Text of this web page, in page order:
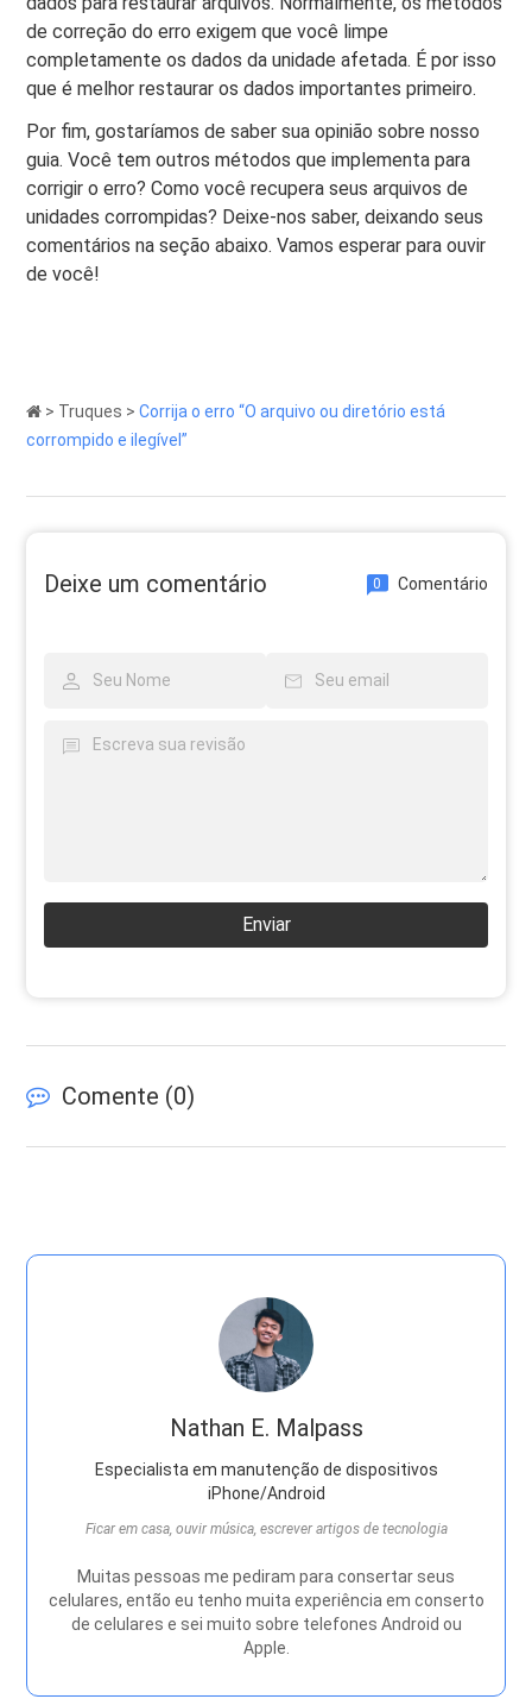
de correção do erro exigem que você limpe
completamente os dados da unidade afetada. É por isso
que é melhor restaurar os dados importantes primeiro.
Por fim, gostaríamos de saber sua opinião sobre nosso
guia. Você tem outros métodos que implementa para
corrigir o erro? Como você recupera seus arquivos de
unidades corrompidas? Deixe-nos saber, deixando seus
comentários na seção abaixo. Vamos esperar para ouvir
de você!
> Truques >Corrija o erro “O arquivo ou diretório está
corrompido e ilegível”
Deixe um comentário 0 Comentário
Enviar
Comente (0)
Nathan E. Malpass
Especialista em manutenção de dispositivos
iPhone/Android
Ficar em casa, ouvir música, escrever artigos de tecnologia
Muitas pessoas me pediram para consertar seus
celulares, então eu tenho muita experiência em conserto
de celulares e sei muito sobre telefones Android ou
Apple.